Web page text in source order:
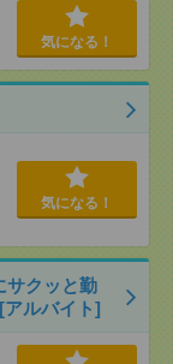
気になる！
気になる！
サクッと勤
ルバイト]